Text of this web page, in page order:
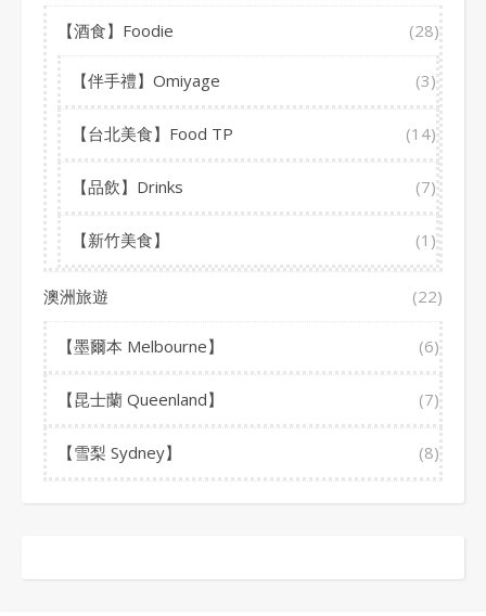
【酒食】Foodie (28)
【伴手禮】Omiyage (3)
【台北美食】Food TP (14)
【品飲】Drinks (7)
【新竹美食】 (1)
澳洲旅遊 (22)
【墨爾本 Melbourne】 (6)
【昆士蘭 Queenland】 (7)
【雪梨 Sydney】 (8)